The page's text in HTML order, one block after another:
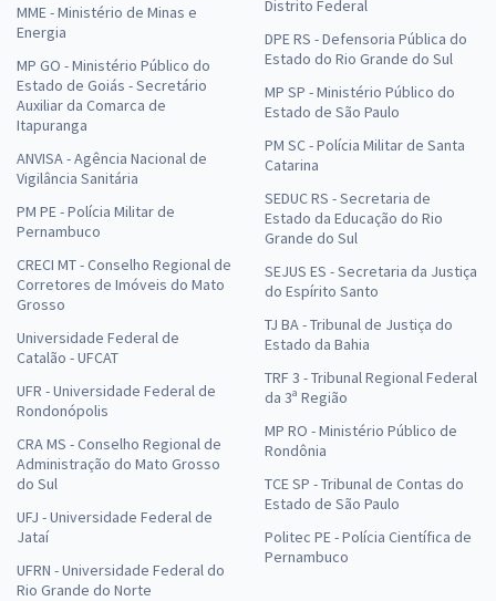
MME - Ministério de Minas e
Energia
MP GO - Ministério Público do
Estado de Goiás - Secretário
Auxiliar da Comarca de
Itapuranga
ANVISA - Agência Nacional de
Vigilância Sanitária
PM PE - Polícia Militar de
Pernambuco
CRECI MT - Conselho Regional de
Corretores de Imóveis do Mato
Grosso
Universidade Federal de
Catalão - UFCAT
UFR - Universidade Federal de
Rondonópolis
CRA MS - Conselho Regional de
Administração do Mato Grosso
do Sul
UFJ - Universidade Federal de
Jataí
UFRN - Universidade Federal do
Rio Grande do Norte
Distrito Federal
DPE RS - Defensoria Pública do
Estado do Rio Grande do Sul
MP SP - Ministério Público do
Estado de São Paulo
PM SC - Polícia Militar de Santa
Catarina
SEDUC RS - Secretaria de
Estado da Educação do Rio
Grande do Sul
SEJUS ES - Secretaria da Justiça
do Espírito Santo
TJ BA - Tribunal de Justiça do
Estado da Bahia
TRF 3 - Tribunal Regional Federal
da 3ª Região
MP RO - Ministério Público de
Rondônia
TCE SP - Tribunal de Contas do
Estado de São Paulo
Politec PE - Polícia Científica de
Pernambuco